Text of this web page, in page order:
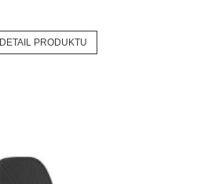
DETAIL PRODUKTU